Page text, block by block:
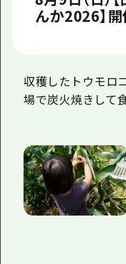
フォトダ
んか2026】開
収穫したトウモロ
場で炭火焼きして